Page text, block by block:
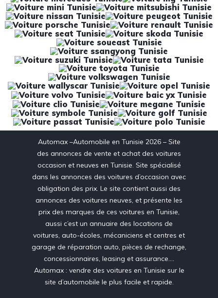
Automax –Automobile en Tunisie 2026 – Site
des annonces de vente et achat des voitures
occasion et neuves en Tunisie. Site spécialisé
dans les annonces des voitures d’occasion avec
obligation des prix. Le site contient aussi des
annonces des voitures neuves, et présente les
prix des marques de ces voitures en Tunisie,
aussi c’est un annuaire des locations de
voitures, auto-écoles, mécaniciens et centres et
garage de réparation auto, pièces de rechange,
concessionnaires, leasing et assurance….
Automax : vendre des voitures en Tunisie sur le
site d’automobile le plus facile et rapide.